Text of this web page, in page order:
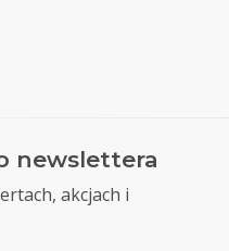
newslettera
akcjach i